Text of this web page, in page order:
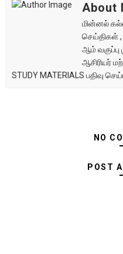
About
மின்னல்
செய்திகள் ,
ஆம்
ஆசிரியர்
STUDY MATERIALS பதிவு
NO
POST